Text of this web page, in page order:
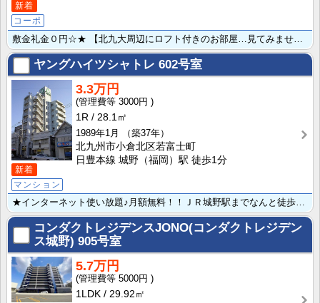
新着
コーポ
敷金礼金０円☆★ 【北九大周辺にロフト付きのお部屋…見てみませんか♪】 北九州市立大学まで徒歩1分！･･･
ヤングハイツシャトレ 602号室
新着
マンション
3.3万円
3000円
1R
28.1㎡
1989年1月
（築37年）
北九州市小倉北区若富士町
日豊本線 城野（福岡）駅 徒歩1分
★インターネット使い放題♪月額無料！！ＪＲ城野駅までなんと徒歩１分！２面採光で日当たり良好♪広々１２･･･
コンダクトレジデンスJONO(コンダクトレジデン
ス城野) 905号室
5.7万円
5000円
1LDK
29.92㎡